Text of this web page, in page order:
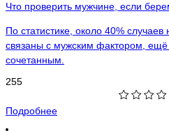
Что проверить мужчине, если
По статистике, около 40%
связаны с мужским фактором,
сочетанным.
255
Подробнее